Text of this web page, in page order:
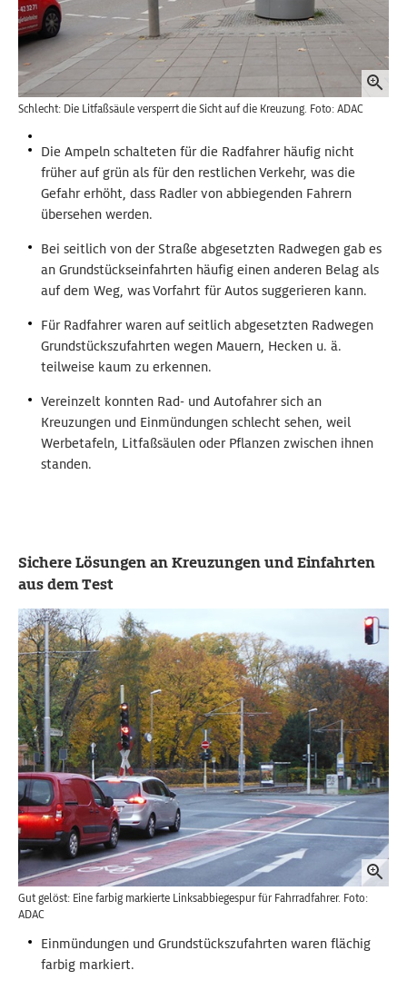
Schlecht: Die Litfaßsäule versperrt die Sicht auf die Kreuzung. Foto: ADAC
Die Ampeln schalteten für die Radfahrer häufig nicht
früher auf grün als für den restlichen Verkehr, was die
Gefahr erhöht, dass Radler von abbiegenden Fahrern
übersehen werden.
Bei seitlich von der Straße abgesetzten Radwegen gab es
an Grundstückseinfahrten häufig einen anderen Belag als
auf dem Weg, was Vorfahrt für Autos suggerieren kann.
Für Radfahrer waren auf seitlich abgesetzten Radwegen
Grundstückszufahrten wegen Mauern, Hecken u. ä.
teilweise kaum zu erkennen.
Vereinzelt konnten Rad- und Autofahrer sich an
Kreuzungen und Einmündungen schlecht sehen, weil
Werbetafeln, Litfaßsäulen oder Pflanzen zwischen ihnen
standen.
Sichere Lösungen an Kreuzungen und Einfahrten
aus dem Test
Gut gelöst: Eine farbig markierte Linksabbiegespur für Fahrradfahrer. Foto:
ADAC
Einmündungen und Grundstückszufahrten waren flächig
farbig markiert.